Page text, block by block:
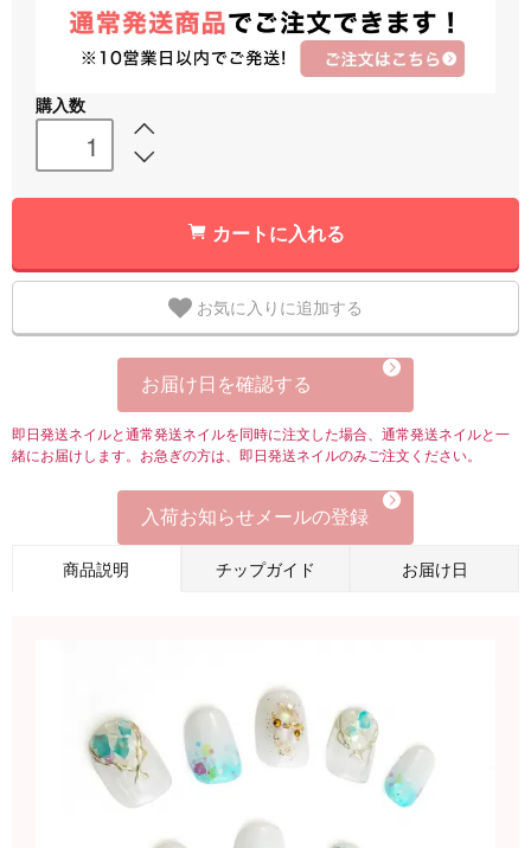
購入数
カートに入れる
お気に入りに追加する
お届け日を確認する
即日発送ネイルと通常発送ネイルを同時に注文した場合、通常発送ネイルと一
緒にお届けします。お急ぎの方は、即日発送ネイルのみご注文ください。
入荷お知らせメールの登録
商品説明 チップガイド お届け日